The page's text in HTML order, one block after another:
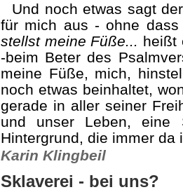
Und noch etwas sagt
für mich aus - ohne
stellst meine Füße... heißt
-beim Beter des
meine Füße, mich,
noch etwas beinhaltet,
gerade in aller seiner
und unser Leben, eine
Hintergrund, die immer da
Karin Klingbeil
Sklaverei - bei uns?